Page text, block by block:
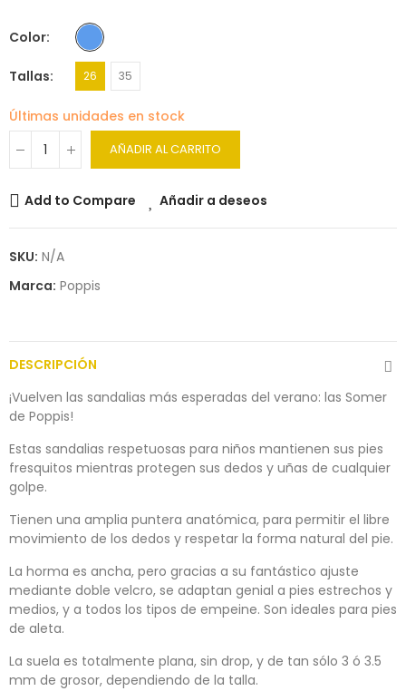
Color
Tallas 26 35
Últimas unidades en stock
AÑADIR AL CARRITO
Add to Compare Añadir a deseos
SKU: N/A
Marca: Poppis
DESCRIPCIÓN
¡Vuelven las sandalias más esperadas del verano: las Somer
de Poppis!
Estas sandalias respetuosas para niños mantienen sus pies
fresquitos mientras protegen sus dedos y uñas de cualquier
golpe.
Tienen una amplia puntera anatómica, para permitir el libre
movimiento de los dedos y respetar la forma natural del pie.
La horma es ancha, pero gracias a su fantástico ajuste
mediante doble velcro, se adaptan genial a pies estrechos y
medios, y a todos los tipos de empeine. Son ideales para pies
de aleta.
La suela es totalmente plana, sin drop, y de tan sólo 3 ó 3.5
mm de grosor, dependiendo de la talla.